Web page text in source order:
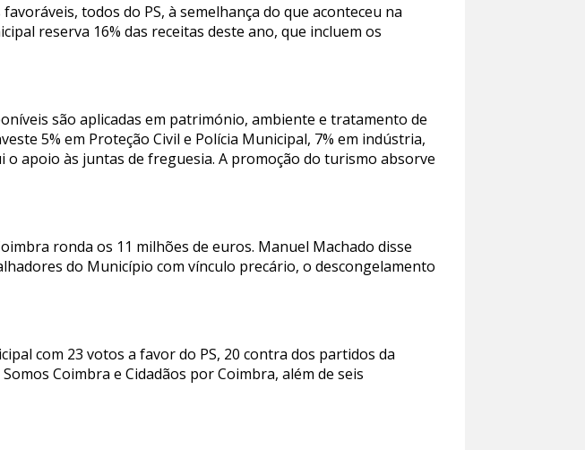
todos do PS, à semelhança do que aconteceu na
reserva 16% das receitas deste ano, que incluem os
são aplicadas em património, ambiente e tratamento de
5% em Proteção Civil e Polícia Municipal, 7% em indústria,
apoio às juntas de freguesia. A promoção do turismo absorve
ronda os 11 milhões de euros. Manuel Machado disse
do Município com vínculo precário, o descongelamento
com 23 votos a favor do PS, 20 contra dos partidos da
Coimbra e Cidadãos por Coimbra, além de seis